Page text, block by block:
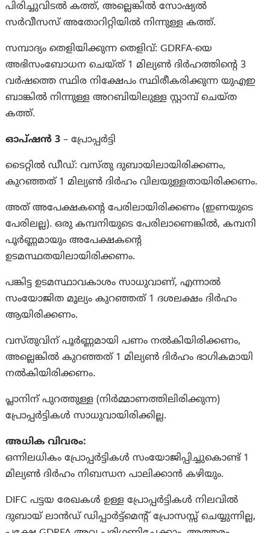
പിരിച്ചുവിടൽ കത്ത്, അല്ലെങ്കിൽ സോഷ്യൽ
സർവീസസ് അതോറിറ്റിയിൽ നിന്നുള്ള കത്ത്.
സമ്പാദ്യം തെളിയിക്കുന്ന തെളിവ്: GDRFA-യെ
അഭിസംബോധന ചെയ്ത് 1 മില്യൺ ദിർഹത്തിന്റെ 3
വർഷത്തെ സ്ഥിര നിക്ഷേപം സ്ഥിരീകരിക്കുന്ന യുഎഇ
ബാങ്കിൽ നിന്നുള്ള അറബിയിലുള്ള സ്റ്റാമ്പ് ചെയ്ത
കത്ത്.
ഓപ്ഷൻ 3 – പ്രോപ്പർട്ടി
ടൈറ്റിൽ ഡീഡ്: വസ്തു ദുബായിലായിരിക്കണം,
കുറഞ്ഞത് 1 മില്യൺ ദിർഹം വിലയുള്ളതായിരിക്കണം.
അത് അപേക്ഷകന്റെ പേരിലായിരിക്കണം (ഇണയുടെ
പേരിലല്ല). ഒരു കമ്പനിയുടെ പേരിലാണെങ്കിൽ, കമ്പനി
പൂർണ്ണമായും അപേക്ഷകന്റെ
ഉടമസ്ഥതയിലായിരിക്കണം.
പങ്കിട്ട ഉടമസ്ഥാവകാശം സാധുവാണ്, എന്നാൽ
സംയോജിത മൂല്യം കുറഞ്ഞത് 1 ദശലക്ഷം ദിർഹം
ആയിരിക്കണം.
വസ്തുവിന് പൂർണ്ണമായി പണം നൽകിയിരിക്കണം,
അല്ലെങ്കിൽ കുറഞ്ഞത് 1 മില്യൺ ദിർഹം ഭാഗികമായി
നൽകിയിരിക്കണം.
പ്ലാനിന് പുറത്തുള്ള (നിർമ്മാണത്തിലിരിക്കുന്ന)
പ്രോപ്പർട്ടികൾ സാധുവായിരിക്കില്ല.
അധിക വിവരം:
ഒന്നിലധികം പ്രോപ്പർട്ടികൾ സംയോജിപ്പിച്ചുകൊണ്ട് 1
മില്യൺ ദിർഹം നിബന്ധന പാലിക്കാൻ കഴിയും.
DIFC പട്ടയ രേഖകൾ ഉള്ള പ്രോപ്പർട്ടികൾ നിലവിൽ
ദുബായ് ലാൻഡ് ഡിപ്പാർട്ട്‌മെന്റ് പ്രോസസ്സ് ചെയ്യുന്നില്ല,